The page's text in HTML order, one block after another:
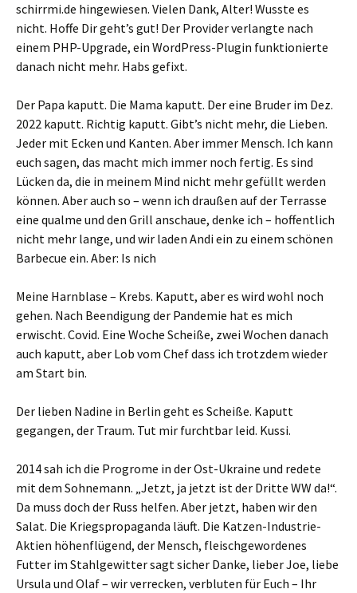
schirrmi.de hingewiesen. Vielen Dank, Alter! Wusste es
nicht. Hoffe Dir geht’s gut! Der Provider verlangte nach
einem PHP-Upgrade, ein WordPress-Plugin funktionierte
danach nicht mehr. Habs gefixt.
Der Papa kaputt. Die Mama kaputt. Der eine Bruder im Dez.
2022 kaputt. Richtig kaputt. Gibt’s nicht mehr, die Lieben.
Jeder mit Ecken und Kanten. Aber immer Mensch. Ich kann
euch sagen, das macht mich immer noch fertig. Es sind
Lücken da, die in meinem Mind nicht mehr gefüllt werden
können. Aber auch so – wenn ich draußen auf der Terrasse
eine qualme und den Grill anschaue, denke ich – hoffentlich
nicht mehr lange, und wir laden Andi ein zu einem schönen
Barbecue ein. Aber: Is nich
Meine Harnblase – Krebs. Kaputt, aber es wird wohl noch
gehen. Nach Beendigung der Pandemie hat es mich
erwischt. Covid. Eine Woche Scheiße, zwei Wochen danach
auch kaputt, aber Lob vom Chef dass ich trotzdem wieder
am Start bin.
Der lieben Nadine in Berlin geht es Scheiße. Kaputt
gegangen, der Traum. Tut mir furchtbar leid. Kussi.
2014 sah ich die Progrome in der Ost-Ukraine und redete
mit dem Sohnemann. „Jetzt, ja jetzt ist der Dritte WW da!“.
Da muss doch der Russ helfen. Aber jetzt, haben wir den
Salat. Die Kriegspropaganda läuft. Die Katzen-Industrie-
Aktien höhenflügend, der Mensch, fleischgewordenes
Futter im Stahlgewitter sagt sicher Danke, lieber Joe, liebe
Ursula und Olaf – wir verrecken, verbluten für Euch – Ihr